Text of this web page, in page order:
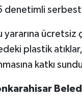
denetimli
yararına
plastik
katkı